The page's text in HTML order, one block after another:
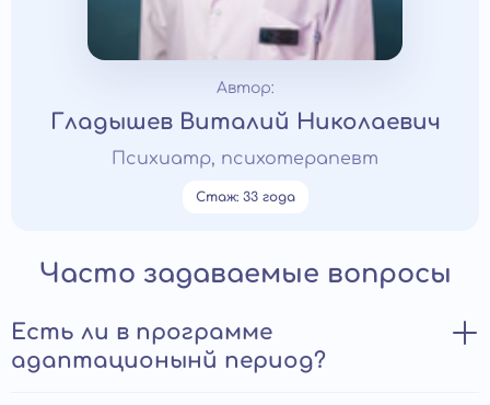
Автор:
Гладышев Виталий Николаевич
Психиатр, психотерапевт
Стаж: 33 года
Часто задаваемые вопросы
Есть ли в программе
адаптационынй период?